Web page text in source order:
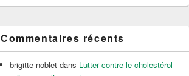
Commentaires récents
brigitte noblet dans Lutter contre le cholestérol